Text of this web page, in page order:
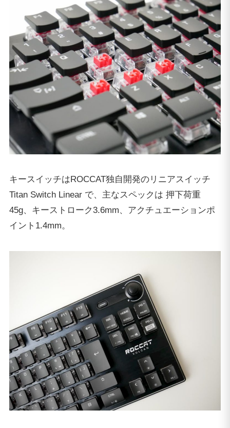
キースイッチはROCCAT独自開発のリニアスイッチ
Titan Switch Linear で、主なスペックは 押下荷重
45g、キーストローク3.6mm、アクチュエーションポ
イント1.4mm。